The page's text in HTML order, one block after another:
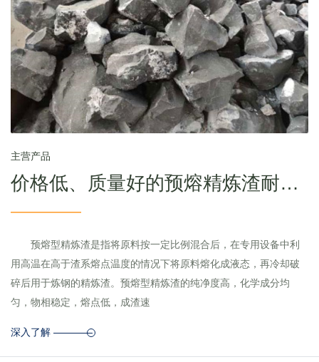
主营产品
价格低、质量好的预熔精炼渣耐火材料
预熔型精炼渣是指将原料按一定比例混合后，在专用设备中利
用高温在高于渣系熔点温度的情况下将原料熔化成液态，再冷却破
碎后用于炼钢的精炼渣。预熔型精炼渣的纯净度高，化学成分均
匀，物相稳定，熔点低，成渣速
深入了解